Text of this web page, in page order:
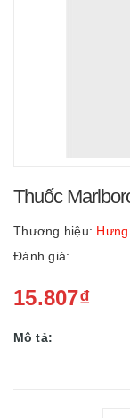
Thuốc
Thương hiệu:
Đánh giá:
15.807₫
Mô tả: